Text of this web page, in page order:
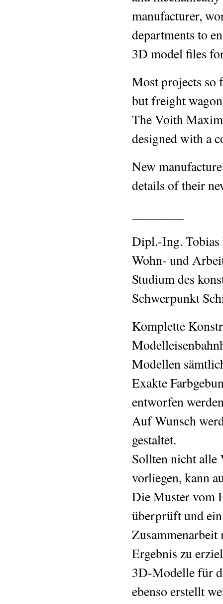
manufacturer,
departments to
3D model files
Most projects so
but freight
The Voith
designed with a
New
details of their
Dipl.-Ing.
Wohn- und
Studium des
Schwerpunkt
Komplette
Modellen
Exakte
entworfen
Auf Wunsch
gestaltet.
Sollten nicht
vorliegen, kann
Die Muster vom
überprüft und
Ergebnis zu
3D-Modelle für
ebenso erstellt